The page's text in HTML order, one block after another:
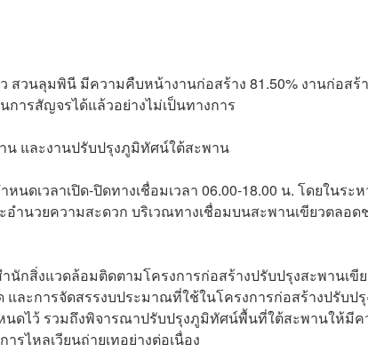
สวนลุมพินี มีความคืบหน้างานก่อสร้าง 81.50% งานก่อสร้
การสัญจรได้แล้วอย่างไม่เป็นทางการ
และงานปรับปรุงภูมิทัศน์ใต้สะพาน
นดเวลาเปิด-ปิดทางเชื่อมเวลา 06.00-18.00 น. โดยในระห
นวยความสะดวก บริเวณทางเชื่อมบนสะพานเขียวตลอด
กสิ่งแวดล้อมติดตามโครงการก่อสร้างปรับปรุงสะพานเขี
และการจัดสรรงบประมาณที่ใช้ในโครงการก่อสร้างปรับปรุ
นดไว้ รวมถึงพิจารณาปรับปรุงภูมิทัศน์พื้นที่ใต้สะพานให้มีค
รไหลเวียนถ่ายเทอย่างต่อเนื่อง